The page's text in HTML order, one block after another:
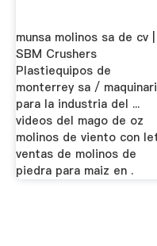
munsa molinos sa de cv |
SBM Crushers
Plastiequipos de
monterrey sa /
para la industria del ...
videos del mago de oz
molinos de viento con
ventas de molinos de
piedra para maiz en .